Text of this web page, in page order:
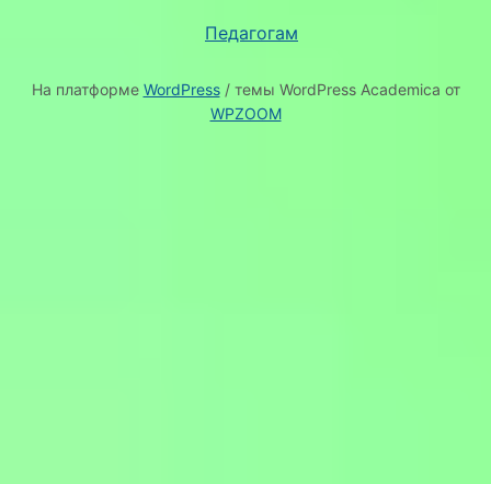
Педагогам
На платформе WordPress/ темы WordPress Academica от
WPZOOM